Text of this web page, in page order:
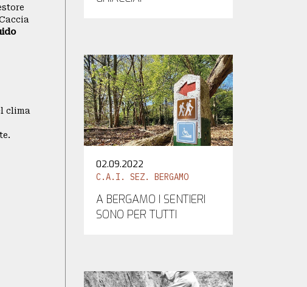
clima
02.09.2022
C.A.I. SEZ. BERGAMO
A BERGAMO I SENTIERI
SONO PER TUTTI